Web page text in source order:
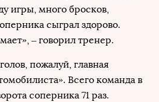
игры, много бросков,
сыграл здорово.
– говорил тренер.
пожалуй, главная
Всего команда в
соперника 71 раз.